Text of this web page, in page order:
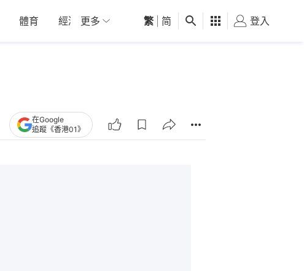
體育 經濟 01深圳 觀點 健康 好食玩飛
更多 繁 简 登入
在Google
追蹤《香港01》